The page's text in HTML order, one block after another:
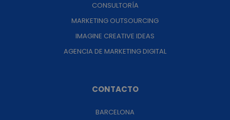
CONSULTORÍA
MARKETING OUTSOURCING
IMAGINE CREATIVE IDEAS
AGENCIA DE MARKETING DIGITAL
CONTACTO
BARCELONA